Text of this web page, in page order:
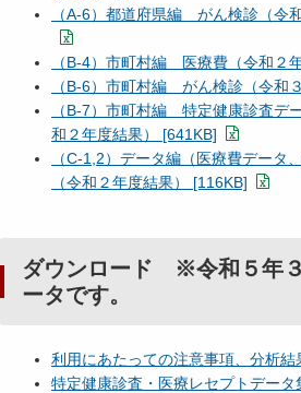
（A-6）都道府県編 がん検診（令
（B-4）市町村編 医療費（令和２
（B-6）市町村編 がん検診（令和
（B-7）市町村編 特定健康診査デ
和２年度結果） [641KB]
（C-1,2）データ編（医療費データ
（令和２年度結果） [116KB]
ダウンロード ※令和５年
ータです。
利用にあたっての注意事項、分析結
特定健康診査・医療レセプトデー